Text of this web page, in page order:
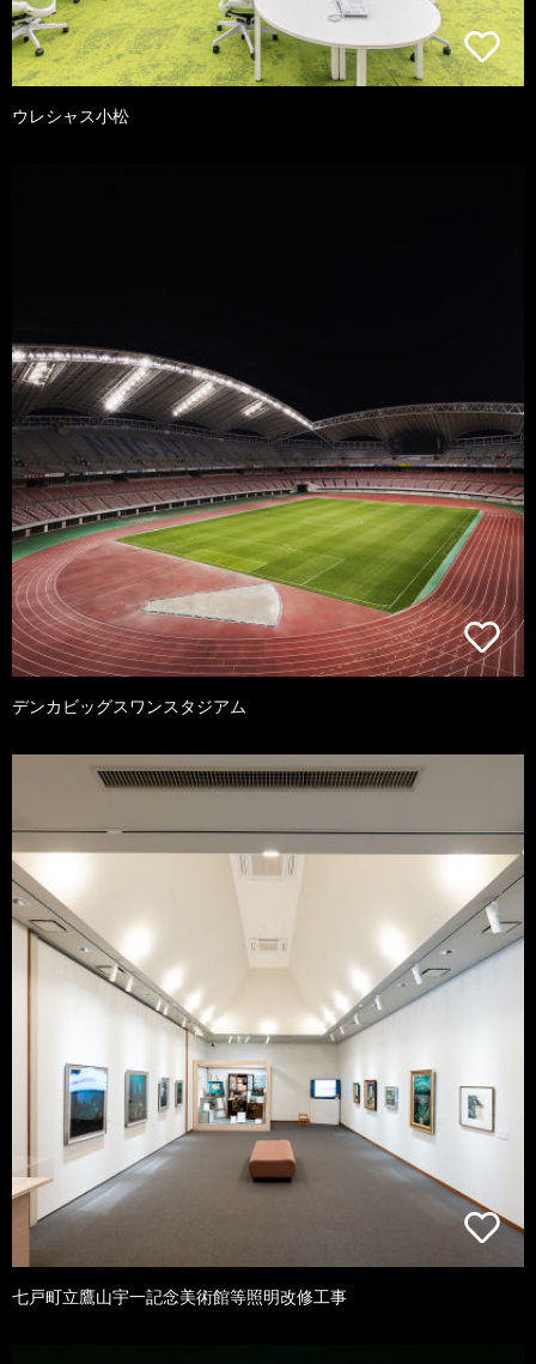
ウレシャス小松
デンカビッグスワンスタジアム
七戸町立鷹山宇一記念美術館等照明改修工事